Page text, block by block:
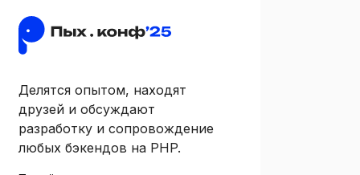
Делятся опытом, находят
друзей и обсуждают
разработку и сопровождение
любых бэкендов на PHP.